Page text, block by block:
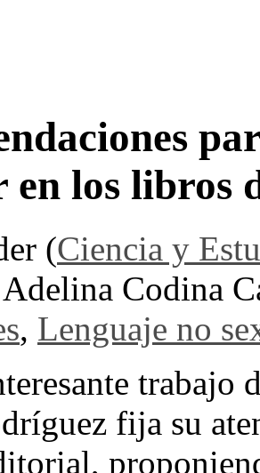
en los libros
(Ciencia y
Codina
, Lenguaje no
fija su